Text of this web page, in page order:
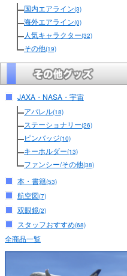
国内エアライン(3)
海外エアライン(0)
人気キャラクター(32)
その他(19)
JAXA・NASA・宇宙
アパレル(18)
ステーショナリー(26)
ピンバッジ(10)
キーホルダー(13)
ファンシー/その他(38)
本・書籍(53)
航空図(7)
双眼鏡(2)
スタッフおすすめ(68)
全商品一覧